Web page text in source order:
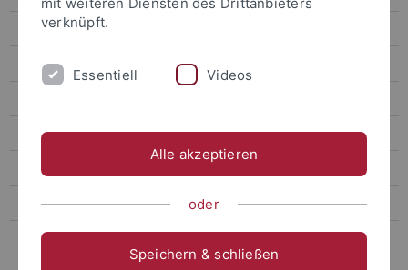
Lehrstühle Strafrecht
Eisele
Heinrich
Kinzig
Aktuelles
verknüpft.
Essentiell Videos
Alle akzeptieren
oder
Speichern & schließen